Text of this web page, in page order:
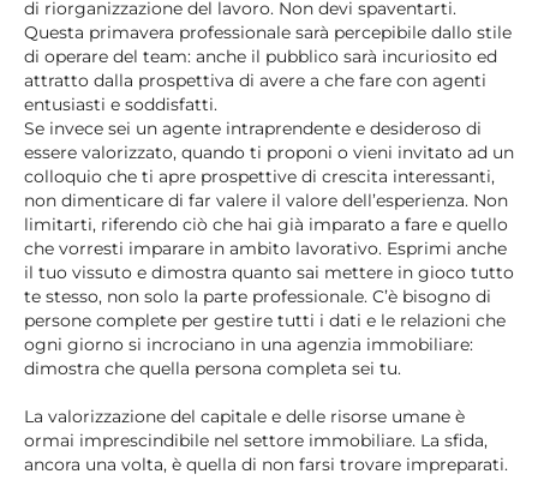
di riorganizzazione del lavoro. Non devi spaventarti.
Questa primavera professionale sarà percepibile dallo stile
di operare del team: anche il pubblico sarà incuriosito ed
attratto dalla prospettiva di avere a che fare con agenti
entusiasti e soddisfatti.
Se invece sei un agente intraprendente e desideroso di
essere valorizzato, quando ti proponi o vieni invitato ad un
colloquio che ti apre prospettive di crescita interessanti,
non dimenticare di far valere il valore dell’esperienza. Non
limitarti, riferendo ciò che hai già imparato a fare e quello
che vorresti imparare in ambito lavorativo. Esprimi anche
il tuo vissuto e dimostra quanto sai mettere in gioco tutto
te stesso, non solo la parte professionale. C’è bisogno di
persone complete per gestire tutti i dati e le relazioni che
ogni giorno si incrociano in una agenzia immobiliare:
dimostra che quella persona completa sei tu.
La valorizzazione del capitale e delle risorse umane è
ormai imprescindibile nel settore immobiliare. La sfida,
ancora una volta, è quella di non farsi trovare impreparati.